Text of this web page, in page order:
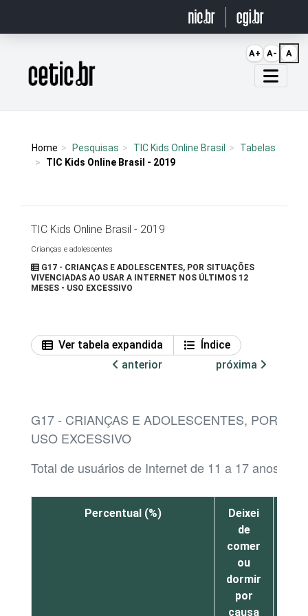
Página inicial
Home Pesquisas TIC Kids Online Brasil
Tabelas
TIC Kids Online Brasil - 2019
TIC Kids Online Brasil - 2019
Crianças e adolescentes
G17 - CRIANÇAS E ADOLESCENTES, POR SITUAÇÕES
VIVENCIADAS AO USAR A INTERNET NOS ÚLTIMOS 12
MESES - USO EXCESSIVO
Ver tabela expandida
Índice
anterior
próxima
G17 - CRIANÇAS E ADOLESCENTES, POR
USO EXCESSIVO
Total de usuários de Internet de 11 a 17 anos¹
Percentual (%)
Deixei
de
comer
ou
dormir
por
causa
A+ A- A